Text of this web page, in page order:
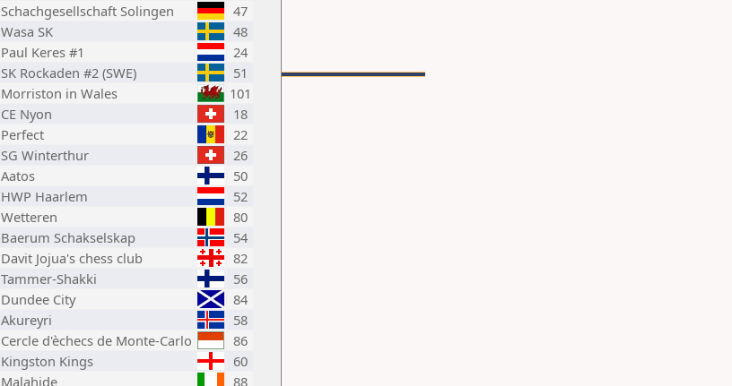
Schachgesellschaft Solingen
47
Wasa SK
48
Paul Keres #1
24
SK Rockaden #2 (SWE)
51
Morriston in Wales
101
CE Nyon
18
Perfect
22
SG Winterthur
26
Aatos
50
HWP Haarlem
52
Wetteren
80
Baerum Schakselskap
54
Davit Jojua's chess club
82
Tammer-Shakki
56
Dundee City
84
Akureyri
58
Cercle d'èchecs de Monte-Carlo
86
Kingston Kings
60
Malahide 88